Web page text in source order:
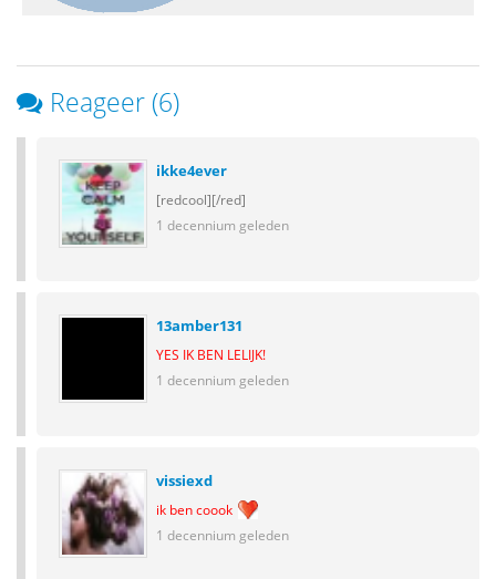
Reageer (6)
ikke4ever
[redcool][/red]
1 decennium geleden
13amber131
YES IK BEN LELIJK!
1 decennium geleden
vissiexd
ik ben coook
1 decennium geleden